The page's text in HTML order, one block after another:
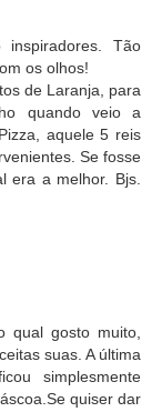
Tão
os olhos!
de Laranja, para
quando veio a
aquele 5 reis
Se fosse
era a melhor. Bjs.
qual gosto muito,
suas. A última
simplesmente
quiser dar